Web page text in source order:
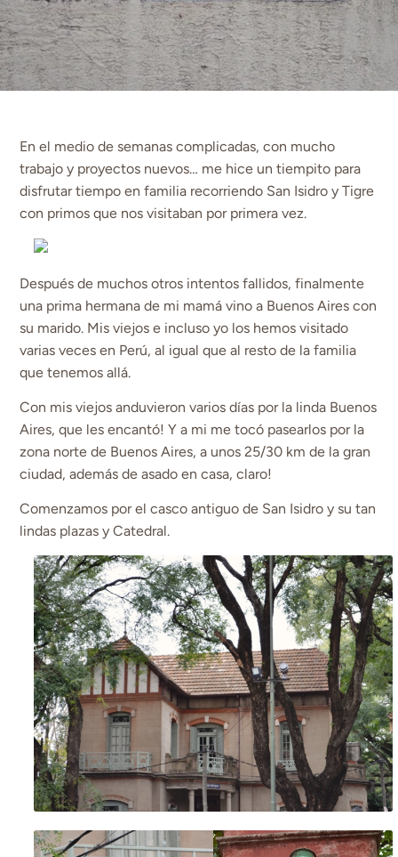
En el medio de semanas complicadas, con mucho
trabajo y proyectos nuevos… me hice un tiempito para
disfrutar tiempo en familia recorriendo San Isidro y Tigre
con primos que nos visitaban por primera vez.
Después de muchos otros intentos fallidos, finalmente
una prima hermana de mi mamá vino a Buenos Aires con
su marido. Mis viejos e incluso yo los hemos visitado
varias veces en Perú, al igual que al resto de la familia
que tenemos allá.
Con mis viejos anduvieron varios días por la linda Buenos
Aires, que les encantó! Y a mi me tocó pasearlos por la
zona norte de Buenos Aires, a unos 25/30 km de la gran
ciudad, además de asado en casa, claro!
Comenzamos por el casco antiguo de San Isidro y su tan
lindas plazas y Catedral.